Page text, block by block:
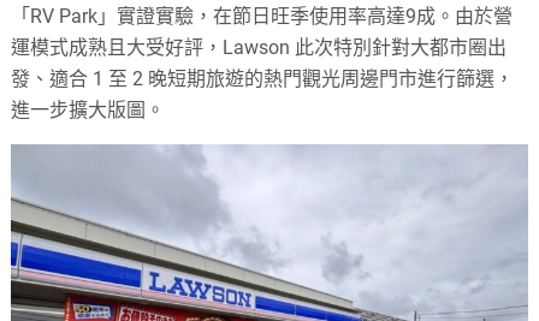
「RV Park」實證實驗，在節日旺季使用率高達9成。由於營
運模式成熟且大受好評，Lawson 此次特別針對大都市圈出
發、適合 1 至 2 晚短期旅遊的熱門觀光周邊門市進行篩選，
進一步擴大版圖。